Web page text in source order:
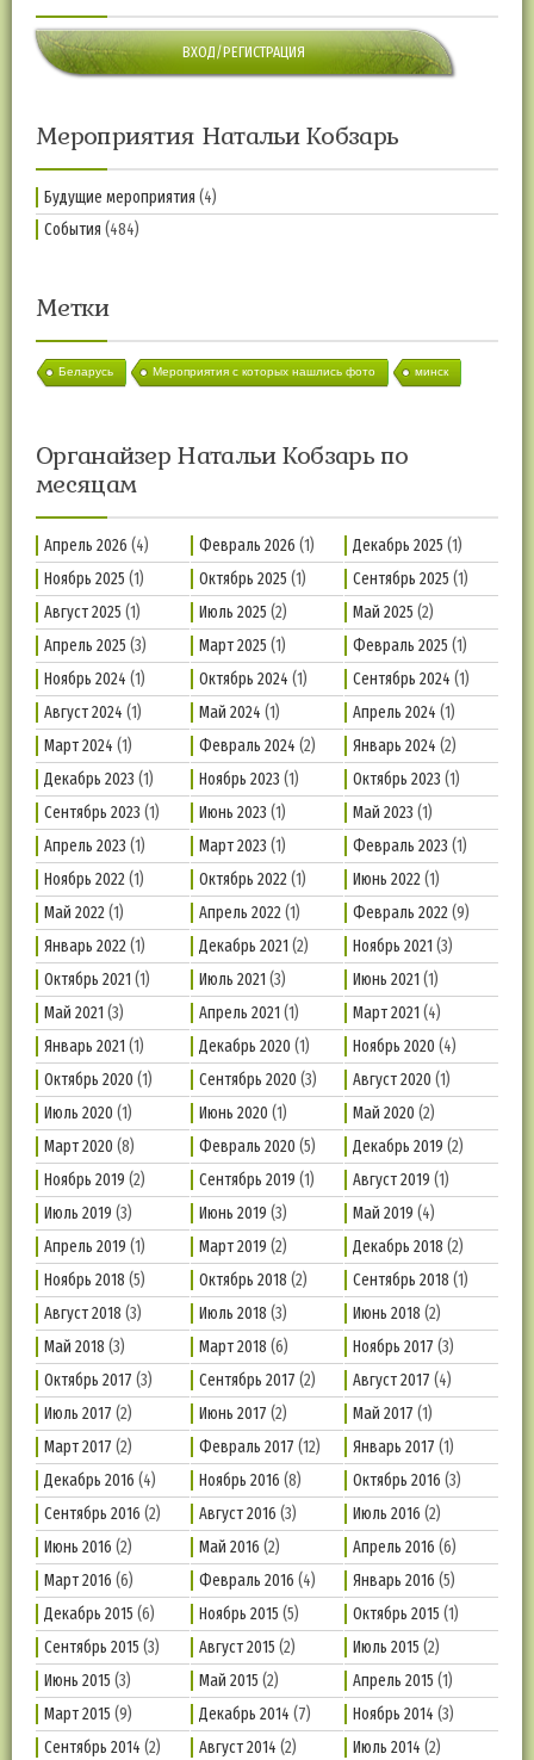
ВХОД/РЕГИСТРАЦИЯ
Мероприятия Натальи Кобзарь
Будущие мероприятия (4)
События (484)
Метки
Беларусь Мероприятия с которых нашлись фото минск
Органайзер Натальи Кобзарь по
месяцам
Апрель 2026 (4) Февраль 2026 (1) Декабрь 2025 (1)
Ноябрь 2025 (1) Октябрь 2025 (1) Сентябрь 2025 (1)
Август 2025 (1) Июль 2025 (2) Май 2025 (2)
Апрель 2025 (3) Март 2025 (1) Февраль 2025 (1)
Ноябрь 2024 (1) Октябрь 2024 (1) Сентябрь 2024 (1)
Август 2024 (1) Май 2024 (1) Апрель 2024 (1)
Март 2024 (1) Февраль 2024 (2) Январь 2024 (2)
Декабрь 2023 (1) Ноябрь 2023 (1) Октябрь 2023 (1)
Сентябрь 2023 (1) Июнь 2023 (1) Май 2023 (1)
Апрель 2023 (1) Март 2023 (1) Февраль 2023 (1)
Ноябрь 2022(1) Октябрь 2022(1) Июнь 2022(1)
Май 2022(1) Апрель 2022(1) Февраль 2022(9)
Январь 2022(1) Декабрь 2021 (2) Ноябрь 2021 (3)
Октябрь 2021 (1) Июль 2021 (3) Июнь 2021 (1)
Май 2021 (3) Апрель 2021 (1) Март 2021 (4)
Январь 2021 (1) Декабрь 2020 (1) Ноябрь 2020 (4)
Октябрь 2020 (1) Сентябрь 2020 (3) Август 2020 (1)
Июль 2020 (1) Июнь 2020 (1) Май 2020 (2)
Март 2020 (8) Февраль 2020 (5) Декабрь 2019 (2)
Ноябрь 2019 (2) Сентябрь 2019 (1) Август 2019 (1)
Июль 2019 (3) Июнь 2019 (3) Май 2019 (4)
Апрель 2019 (1) Март 2019 (2) Декабрь 2018 (2)
Ноябрь 2018 (5) Октябрь 2018 (2) Сентябрь 2018 (1)
Август 2018 (3) Июль 2018 (3) Июнь 2018 (2)
Май 2018 (3) Март 2018 (6) Ноябрь 2017 (3)
Октябрь 2017 (3) Сентябрь 2017 (2) Август 2017 (4)
Июль 2017 (2) Июнь 2017 (2) Май 2017 (1)
Март 2017 (2) Февраль 2017 (12) Январь 2017 (1)
Декабрь 2016 (4) Ноябрь 2016 (8) Октябрь 2016 (3)
Сентябрь 2016 (2) Август 2016 (3) Июль 2016 (2)
Июнь 2016 (2) Май 2016 (2) Апрель 2016 (6)
Март 2016 (6) Февраль 2016 (4) Январь 2016 (5)
Декабрь 2015 (6) Ноябрь 2015 (5) Октябрь 2015 (1)
Сентябрь 2015 (3) Август 2015 (2) Июль 2015 (2)
Июнь 2015 (3) Май 2015 (2) Апрель 2015 (1)
Март 2015 (9) Декабрь 2014 (7) Ноябрь 2014 (3)
Сентябрь 2014 (2) Август 2014 (2) Июль 2014 (2)